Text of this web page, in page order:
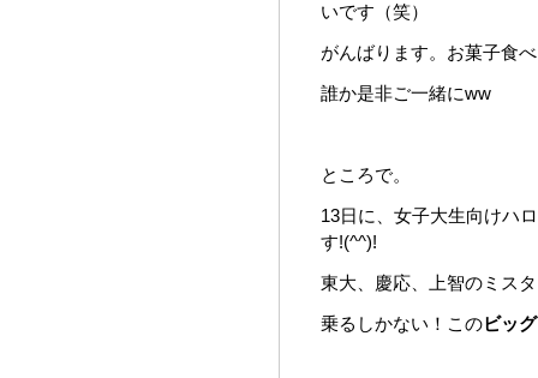
いです（笑）
がんばります。お菓子食
誰か是非ご一緒にww
ところで。
13日に、女子大生向けハ
す!(^^)!
東大、慶応、上智のミス
乗るしかない！このビッ